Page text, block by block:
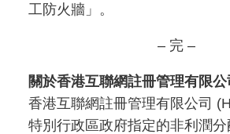
工防火牆」。
– 完 –
關於香港互聯網註冊管理有限公
香港互聯網註冊管理有限公司
特別行政區政府指定的非利潤